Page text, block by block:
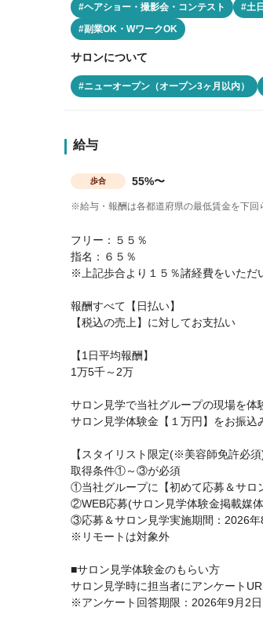
#ヘアショー・撮影会・コンテスト #土
#副業OK・WワークOK
サロンについて
#ニューオープン（オープン3ヶ月以内）
給与
歩合 55%〜
※給与・報酬は各都道府県の最低賃金を下回
フリー：５５％
指名：６５％
※上記歩合より１５％諸経費をいただ
報酬すべて【日払い】
【税込の売上】に対してお支払い
【1日平均報酬】
1万5千～2万
サロン見学で当社グループの現場を体
サロン見学体験金【１万円】をお振込
【スタイリスト限定(※美容師免許必須)
取得条件①～③が必須
①当社グループに【初めて応募＆サロ
②WEB応募(サロン見学体験金掲載媒
③応募＆サロン見学実施期間：2026
※リモートは対象外
■サロン見学体験金のもらい方
サロン見学時に担当者にアンケート
※アンケート回答期限：2026年9月2